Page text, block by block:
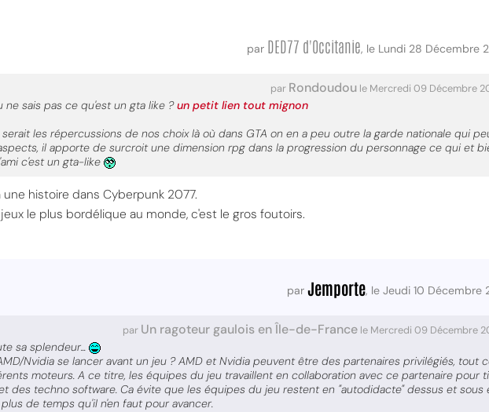
par DED77 d'Occitanie, le Lundi 28 Décembre
par Rondoudou le Mercredi 09 Décembre
ne sais pas ce qu'est un gta like ?un petit lien tout mignon
les répercussions de nos choix là où dans GTA on en a peu outre la garde nationale qui
il apporte de surcroit une dimension rpg dans la progression du personnage ce qui et
c'est un gta-like
histoire dans Cyberpunk 2077.
le plus bordélique au monde, c'est le gros foutoirs.
par Jemporte, le Jeudi 10
par Un ragoteur gaulois en Île-de-France le Mercredi 09 Décembre
sa splendeur...
Nvidia se lancer avant un jeu ? AMD et Nvidia peuvent être des partenaires privilégiés, tout
moteurs. A ce titre, les équipes du jeu travaillent en collaboration avec ce partenaire pour
des techno software. Ca évite que les équipes du jeu restent en "autodidacte" dessus et sous
de temps qu'il n'en faut pour avancer.